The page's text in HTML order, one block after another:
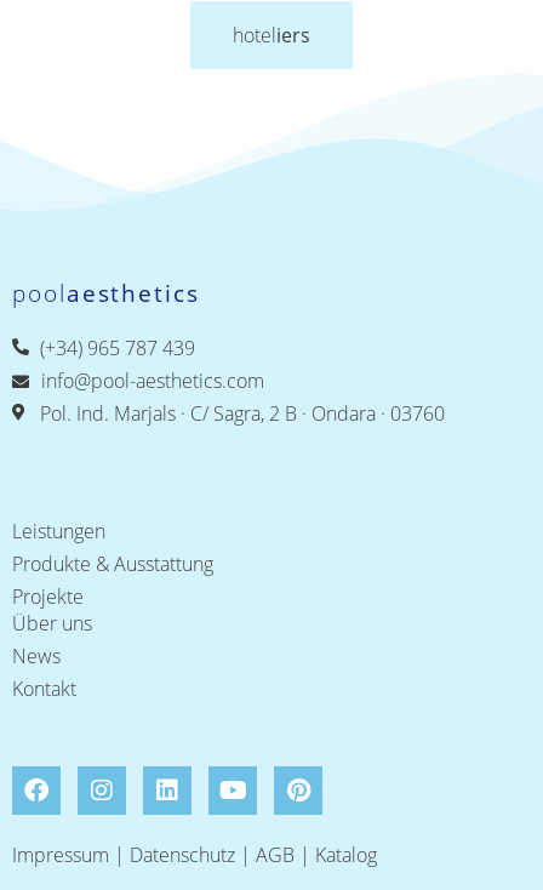
hoteliers
poolaesthetics
(+34) 965 787 439
info@pool-aesthetics.com
Pol. Ind. Marjals · C/ Sagra, 2 B · Ondara · 03760
Leistungen
Produkte & Ausstattung
Projekte
Über uns
News
Kontakt
Impressum | Datenschutz | AGB | Katalog